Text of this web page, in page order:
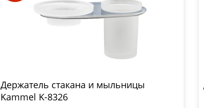
Держатель стакана и мыльницы
Kammel K-8326